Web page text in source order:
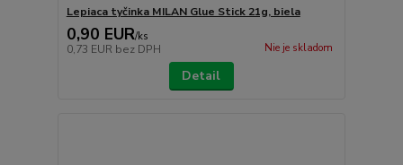
Lepiaca tyčinka MILAN Glue Stick 21g, biela
0,90 EUR/ks
0,73 EUR bez DPH Nie je skladom
Detail